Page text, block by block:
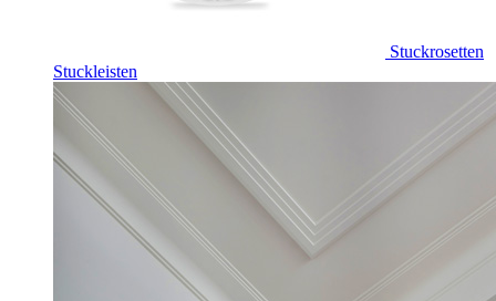
Stuckrosetten
Stuckleisten